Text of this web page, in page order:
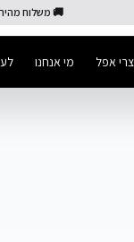
🚚 משלוח מהיר
אפל מי אנחנו